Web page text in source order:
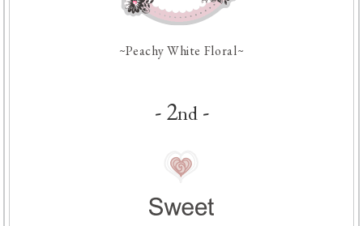
~Peachy White Floral~
- 2nd-